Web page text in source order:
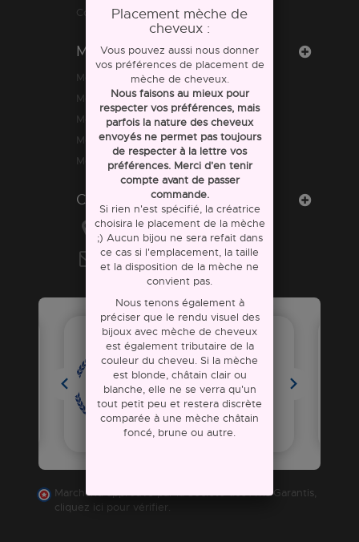
Comment se passe une commande ?
Mon compte
Mes commandes
Mes avoirs
Mes adresses
Mes informations personnelles
Mes bons de réduction
Contactez-nous
Ouistiti &co
E-mail : ouistiti.eco@gmail.com
Marchand approuvé par la Société des Avis Garantis,
cliquez ici pour vérifier .
Placement mèche de
cheveux :
Vous pouvez aussi nous donner
vos préférences de placement de
mèche de cheveux.
Nous faisons au mieux pour
respecter vos préférences, mais
parfois la nature des cheveux
envoyés ne permet pas toujours
de respecter à la lettre vos
préférences. Merci d'en tenir
compte avant de passer
commande.
Si rien n'est spécifié, la créatrice
choisira le placement de la mèche
;) Aucun bijou ne sera refait dans
ce cas si l'emplacement, la taille
et la disposition de la mèche ne
convient pas.
Nous tenons également à
préciser que le rendu visuel des
bijoux avec mèche de cheveux
est également tributaire de la
couleur du cheveu. Si la mèche
est blonde, châtain clair ou
blanche, elle ne se verra qu'un
tout petit peu et restera discrète
comparée à une mèche châtain
foncé, brune ou autre.